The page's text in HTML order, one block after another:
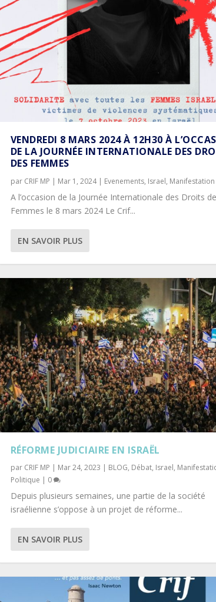
VENDREDI 8 MARS 2024 À 12H30 À
DE LA JOURNÉE INTERNATIONALE DES
DES FEMMES
par CRIF MP | Mar 1, 2024| Evenements, Israel, Manifestation
A l’occasion de la Journée Internationale des Droits
Femmes le 8 mars 2024 Le Crif...
EN SAVOIR PLUS
RÉFORME JUDICIAIRE EN ISRAËL
par CRIF MP | Mar 24, 2023 | BLOG, Débat, Israel,
Politique | 0
Depuis plusieurs semaines, une partie de la société
israélienne s’oppose à un projet de réforme...
EN SAVOIR PLUS